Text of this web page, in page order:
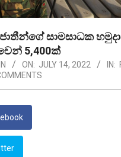
සාමසාධක
5,400ක්
ON: JULY 14, 2022 IN: